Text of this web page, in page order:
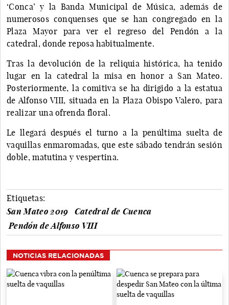
‘Conca’ y la Banda Municipal de Música, además de
numerosos conquenses que se han congregado en la
Plaza Mayor para ver el regreso del Pendón a la
catedral, donde reposa habitualmente.
Tras la devolución de la reliquia histórica, ha tenido
lugar en la catedral la misa en honor a San Mateo.
Posteriormente, la comitiva se ha dirigido a la estatua
de Alfonso VIII, situada en la Plaza Obispo Valero, para
realizar una ofrenda floral.
Le llegará después el turno a la penúltima suelta de
vaquillas enmaromadas, que este sábado tendrán sesión
doble, matutina y vespertina.
Etiquetas:
San Mateo 2019
Catedral de Cuenca
Pendón de Alfonso VIII
NOTICIAS RELACIONADAS